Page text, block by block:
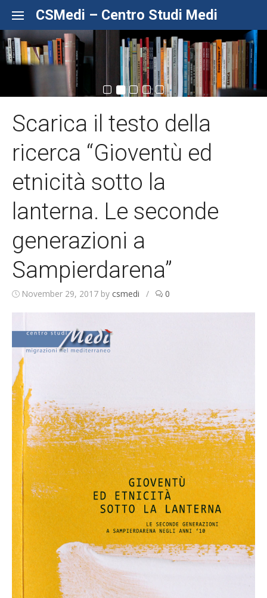
CSMedi – Centro Studi Medi
Scarica il testo della
ricerca “Gioventù ed
etnicità sotto la
lanterna. Le seconde
generazioni a
Sampierdarena”
November 29, 2017 by csmedi / 0